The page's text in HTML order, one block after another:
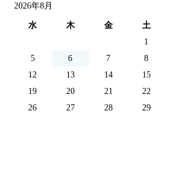
2026年8月
水 木 金 土
1
5 6 7
8
12 13 14
15
19 20 21
22
26 27 28
29